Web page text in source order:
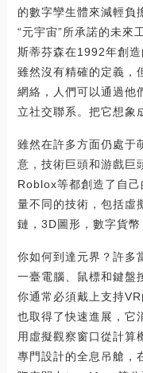
的數字孿生體來減輕負
“元宇宙”所承諾的未來
斯蒂芬森在1992年創造
雖然沒有精確的定義，
網絡，人們可以通過他
立社交聯系。把它想象
雖然在許多方面仍處于
意，技術巨頭和游戲巨
Roblox等都創造了自
量不同的技術，包括虛
鏈，3D圖形，數字貨幣
你如何到達元界？許多
一臺電腦、鼠標和鍵盤
你通常必須戴上支持
也取得了快速進展，它
用虛擬觀察窗口從計算
專門設計的全息吊艙，